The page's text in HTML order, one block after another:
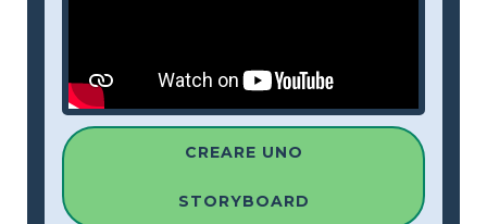
CREARE UNO
STORYBOARD